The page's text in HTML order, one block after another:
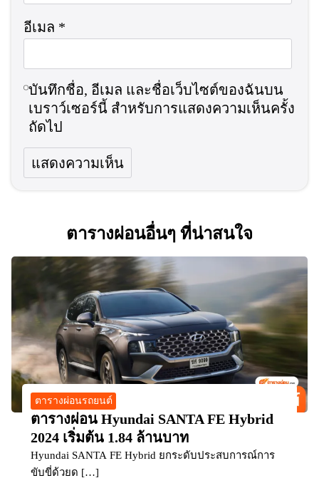
อีเมล *
บันทึกชื่อ, อีเมล และชื่อเว็บไซต์ของฉันบน
เบราว์เซอร์นี้ สำหรับการแสดงความเห็นครั้ง
ถัดไป
ตารางผ่อนอื่นๆ ที่น่าสนใจ
ตารางผ่อนรถยนต์
ตารางผ่อน Hyundai SANTA FE Hybrid
2024 เริ่มต้น 1.84 ล้านบาท
Hyundai SANTA FE Hybrid ยกระดับประสบการณ์การ
ขับขี่ด้วยด […]